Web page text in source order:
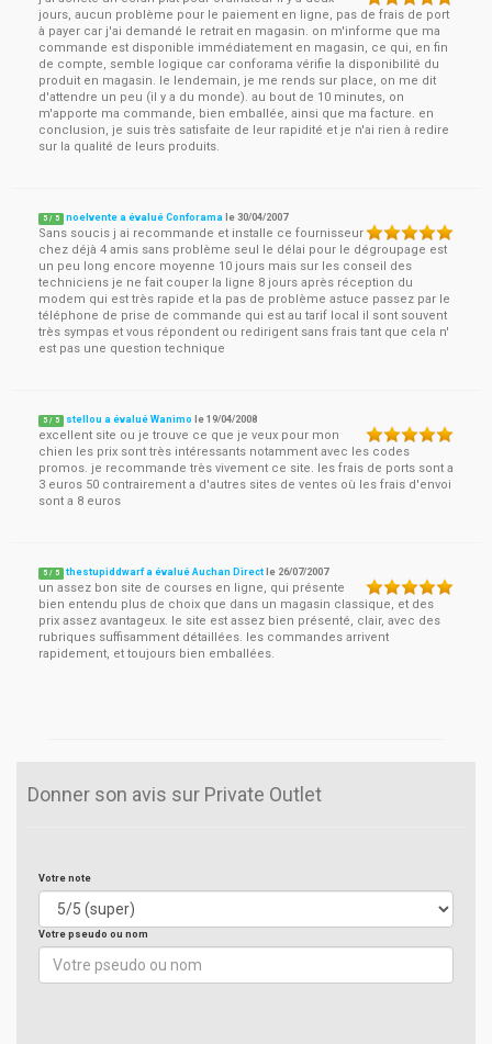
jours, aucun problème pour le paiement en ligne, pas de frais de port
à payer car j'ai demandé le retrait en magasin. on m'informe que ma
commande est disponible immédiatement en magasin, ce qui, en fin
de compte, semble logique car conforama vérifie la disponibilité du
produit en magasin. le lendemain, je me rends sur place, on me dit
d'attendre un peu (il y a du monde). au bout de 10 minutes, on
m'apporte ma commande, bien emballée, ainsi que ma facture. en
conclusion, je suis très satisfaite de leur rapidité et je n'ai rien à redire
sur la qualité de leurs produits.
5 / 5 noelvente a évalué Conforama le30/04/2007
Sans soucis j ai recommande et installe ce fournisseur
chez déjà 4 amis sans problème seul le délai pour le dégroupage est
un peu long encore moyenne 10 jours mais sur les conseil des
techniciens je ne fait couper la ligne 8 jours après réception du
modem qui est très rapide et la pas de problème astuce passez par le
téléphone de prise de commande qui est au tarif local il sont souvent
très sympas et vous répondent ou redirigent sans frais tant que cela n'
est pas une question technique
5 / 5 stellou a évalué Wanimo le19/04/2008
excellent site ou je trouve ce que je veux pour mon
chien les prix sont très intéressants notamment avec les codes
promos. je recommande très vivement ce site. les frais de ports sont a
3 euros 50 contrairement a d'autres sites de ventes où les frais d'envoi
sont a 8 euros
5 / 5 thestupiddwarf a évalué Auchan Direct le 26/07/2007
un assez bon site de courses en ligne, qui présente
bien entendu plus de choix que dans un magasin classique, et des
prix assez avantageux. le site est assez bien présenté, clair, avec des
rubriques suffisamment détaillées. les commandes arrivent
rapidement, et toujours bien emballées.
Donner son avis sur Private Outlet
Votre note
Votre pseudo ou nom